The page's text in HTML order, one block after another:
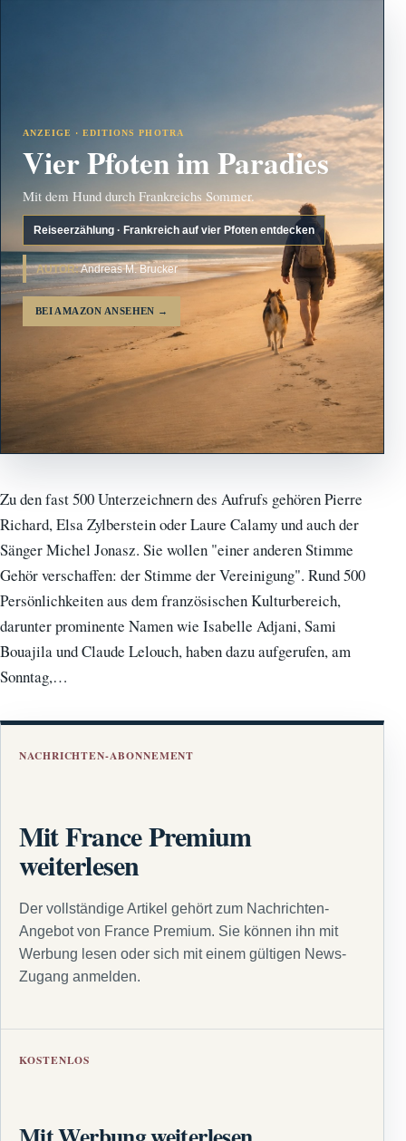
ANZEIGE · EDITIONS PHOTRA
Vier Pfoten im Paradies
Mit dem Hund durch Frankreichs Sommer.
Reiseerzählung · Frankreich auf vier Pfoten entdecken
AUTOR:Andreas M. Brucker
BEI AMAZON ANSEHEN →
Zu den fast 500 Unterzeichnern des Aufrufs gehören Pierre
Richard, Elsa Zylberstein oder Laure Calamy und auch der
Sänger Michel Jonasz. Sie wollen "einer anderen Stimme
Gehör verschaffen: der Stimme der Vereinigung". Rund 500
Persönlichkeiten aus dem französischen Kulturbereich,
darunter prominente Namen wie Isabelle Adjani, Sami
Bouajila und Claude Lelouch, haben dazu aufgerufen, am
Sonntag,…
NACHRICHTEN-ABONNEMENT
Mit France Premium
weiterlesen
Der vollständige Artikel gehört zum Nachrichten-
Angebot von France Premium. Sie können ihn mit
Werbung lesen oder sich mit einem gültigen News-
Zugang anmelden.
KOSTENLOS